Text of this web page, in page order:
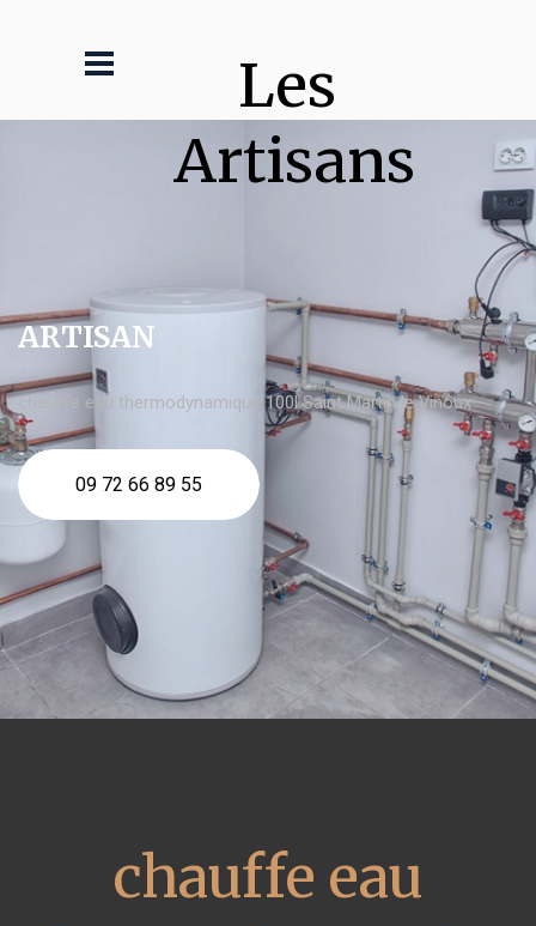
Les
Artisans
ARTISAN
chauffe eau thermodynamique 100l Saint Martin le Vinoux
09 72 66 89 55
chauffe eau